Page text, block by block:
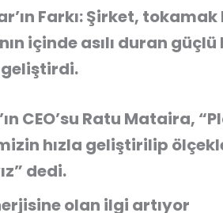
Farkı:Şirket, tokamak
içinde asılı duran
CEO’su Ratu Mataira,
hızla geliştirilip
dedi.
olan ilgi artıyor